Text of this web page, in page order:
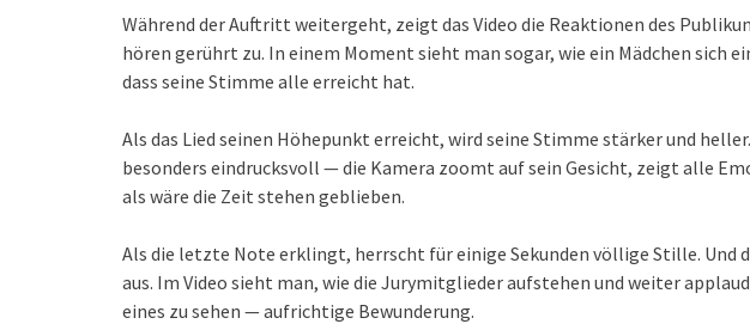
Während der Auftritt weitergeht, zeigt das Video die Reaktionen des
hören gerührt zu. In einem Moment sieht man sogar, wie ein Mädchen sich
dass seine Stimme alle erreicht hat.
Als das Lied seinen Höhepunkt erreicht, wird seine Stimme stärker und
besonders eindrucksvoll — die Kamera zoomt auf sein Gesicht, zeigt alle
als wäre die Zeit stehen geblieben.
Als die letzte Note erklingt, herrscht für einige Sekunden völlige Stille. Und
aus. Im Video sieht man, wie die Jurymitglieder aufstehen und weiter
eines zu sehen — aufrichtige Bewunderung.